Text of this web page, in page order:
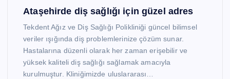
Ataşehirde diş sağlığı için güzel adres
Tekdent Ağız ve Diş Sağlığı Polikliniği güncel bilimsel
veriler ışığında diş problemlerinize çözüm sunar.
Hastalarına düzenli olarak her zaman erişebilir ve
yüksek kaliteli diş sağlığı sağlamak amacıyla
kurulmuştur. Kliniğimizde uluslararası…